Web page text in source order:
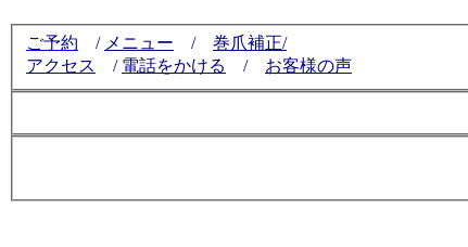
ご予約 / メニュー / 巻爪補正/
アクセス
/ 電話をかける / お客様の声